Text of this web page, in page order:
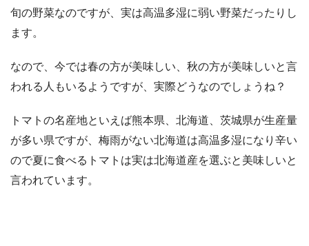
旬の野菜なのですが、実は高温多湿に弱い野菜だったりし
ます。
なので、今では春の方が美味しい、秋の方が美味しいと言
われる人もいるようですが、実際どうなのでしょうね？
トマトの名産地といえば熊本県、北海道、茨城県が生産量
が多い県ですが、梅雨がない北海道は高温多湿になり辛い
ので夏に食べるトマトは実は北海道産を選ぶと美味しいと
言われています。